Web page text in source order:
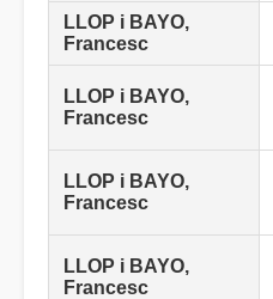
LLOP i BAYO,
Francesc
LLOP i BAYO,
Francesc
LLOP i BAYO,
Francesc
LLOP i BAYO,
Francesc